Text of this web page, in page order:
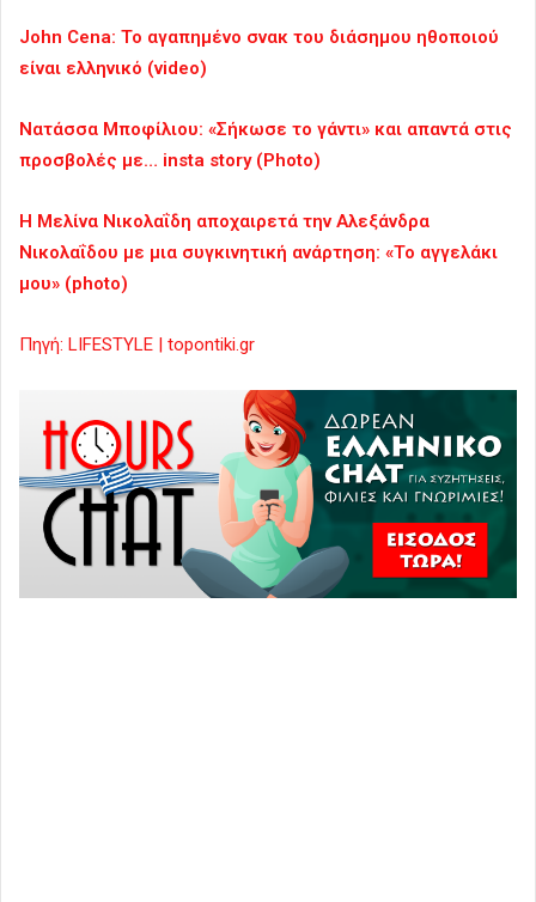
John Cena: Το αγαπημένο σνακ του διάσημου ηθοποιού
είναι ελληνικό (video)
Νατάσσα Μποφίλιου: «Σήκωσε το γάντι» και απαντά στις
προσβολές με… insta story (Photo)
Η Μελίνα Νικολαΐδη αποχαιρετά την Αλεξάνδρα
Νικολαΐδου με μια συγκινητική ανάρτηση: «Το αγγελάκι
μου» (photo)
Πηγή: LIFESTYLE | topontiki.gr